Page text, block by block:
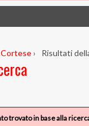
› Risultati
trovato in base alla